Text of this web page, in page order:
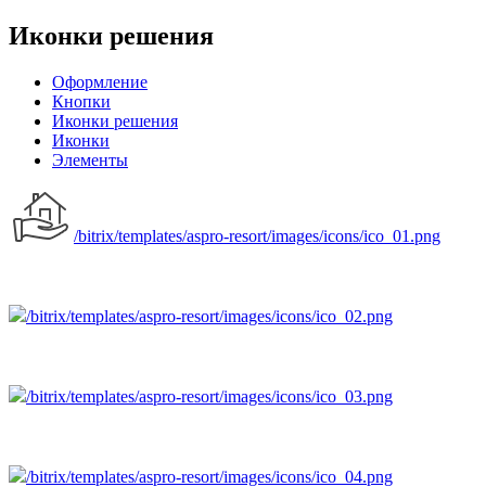
Иконки решения
Оформление
Кнопки
Иконки решения
Иконки
Элементы
/bitrix/templates/aspro-resort/images/icons/ico_01.png
/bitrix/templates/aspro-resort/images/icons/ico_02.png
/bitrix/templates/aspro-resort/images/icons/ico_03.png
/bitrix/templates/aspro-resort/images/icons/ico_04.png